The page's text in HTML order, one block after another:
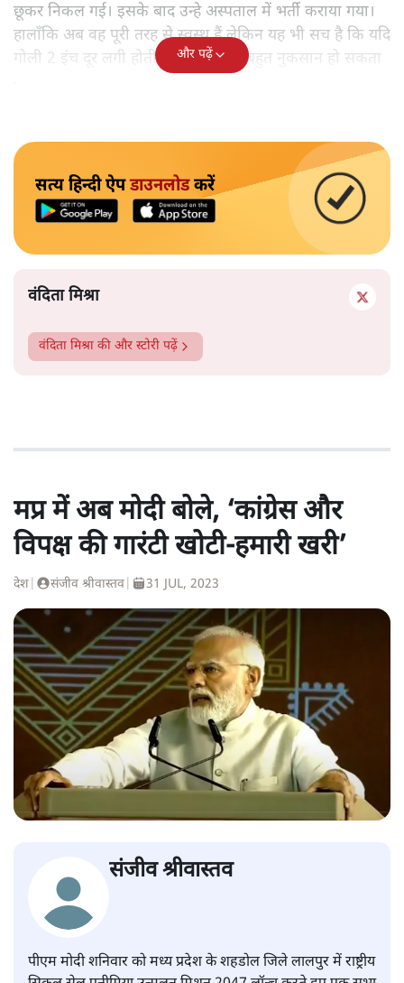
छूकर निकल गई। इसके बाद उन्हे अस्पताल में भर्ती कराया गया।
हालाँकि अब वह पूरी तरह से स्वस्थ हैं लेकिन यह भी सच है कि यदि
गोली 2 इंच दूर लगी होती तो आजाद को बहुत नुकसान हो सकता
और पढ़ें
सत्य हिन्दी ऐपडाउनलोडकरें
वंदिता मिश्रा
वंदिता मिश्रा की और स्टोरी पढ़ें
मप्र में अब मोदी बोले, ‘कांग्रेस और
विपक्ष की गारंटी खोटी-हमारी खरी’
देश संजीव श्रीवास्तव 31 JUL, 2023
संजीव श्रीवास्तव
पीएम मोदी शनिवार को मध्य प्रदेश के शहडोल जिले लालपुर में राष्ट्रीय